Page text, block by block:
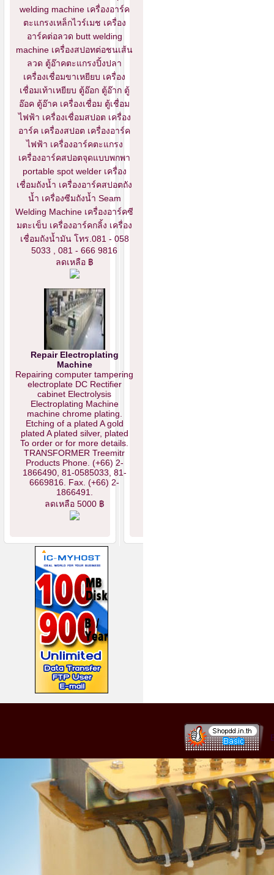
welding machine เครื่องอาร์ค
ตะแกรงเหล็กไวร์เมช เครื่อง
อาร์คต่อลวด butt welding
machine เครื่องสปอทต่อชนเส้น
ลวด ตู้อ๊าคตะแกรงปิ้งปลา
เครื่องเชื่อมขาเหยียบ เครื่อง
เชื่อมเท้าเหยียบ ตู้อ๊อก ตู้อ๊าก ตู้
อ๊อค ตู้อ๊าค เครื่องเชื่อม ตู้เชื่อม
ไฟฟ้า เครื่องเชื่อมสปอต เครื่อง
อาร์ค เครื่องสปอต เครื่องอาร์ค
ไฟฟ้า เครื่องอาร์คตะแกรง
เครื่องอาร์คสปอตจุดแบบพกพา
portable spot welder เครื่อง
เชื่อมถังน้ำ เครื่องอาร์คสปอตถัง
น้ำ เครื่องซีมถังน้ำ Seam
Welding Machine เครื่องอาร์คซี
มตะเข็บ เครื่องอาร์คกลิ้ง เครื่อง
เชื่อมถังน้ำมัน โทร.081 - 058
5033 , 081 - 666 9816
ลดเหลือ ฿
Repair Electroplating
Machine
Repairing computer tampering
electroplate DC Rectifier
cabinet Electrolysis
Electroplating Machine
machine chrome plating.
Etching of a plated A gold
plated A plated silver, plated
To order or for more details.
TRANSFORMER Treemitr
Products Phone. (+66) 2-
1866490, 81-0585033, 81-
6669816. Fax. (+66) 2-
1866491.
ลดเหลือ 5000 ฿